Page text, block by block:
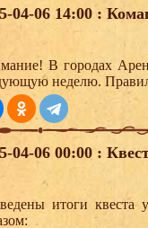
04-06 14:00 :
В городах
неделю.
04-06 00:00 :
итоги квеста